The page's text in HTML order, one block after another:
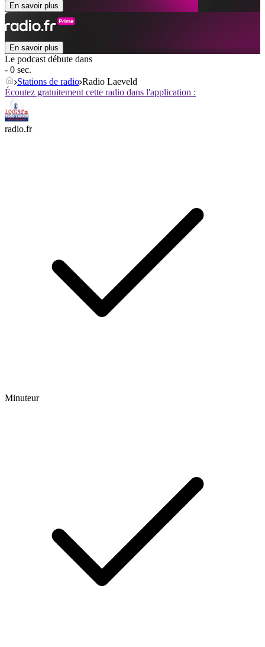
En savoir plus
En savoir plus
Le podcast débute dans
- 0 sec.
Stations de radio Radio Laeveld
Écoutez gratuitement cette radio dans l'application :
radio.fr
Minuteur